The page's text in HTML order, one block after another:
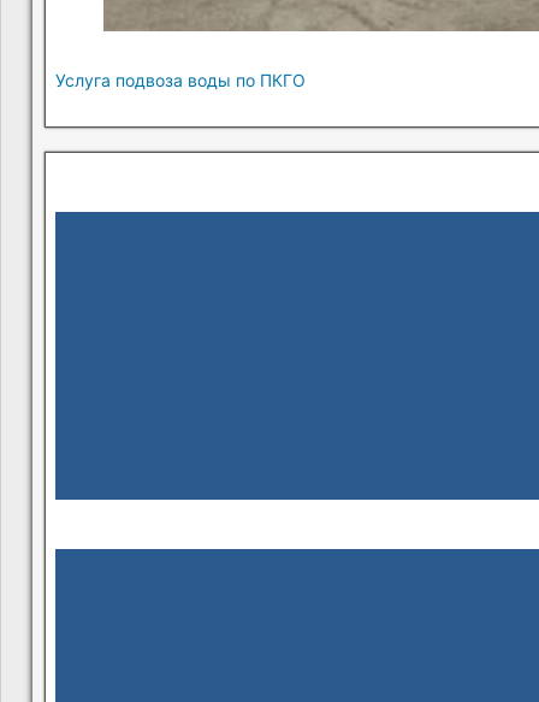
Услуга подвоза воды по ПКГО